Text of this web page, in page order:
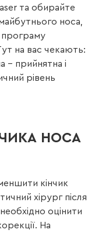
та обирайте
носа,
на вас чекають:
– прийнятна і
рівень
НОСА
кінчик
хірург після
оцінити
На